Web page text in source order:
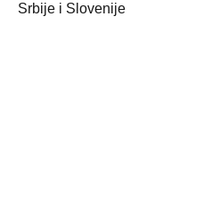
Srbije i Slovenije